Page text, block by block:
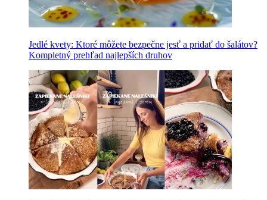
Jedlé kvety: Ktoré môžete bezpečne jesť a pridať do šalátov?
Kompletný prehľad najlepších druhov